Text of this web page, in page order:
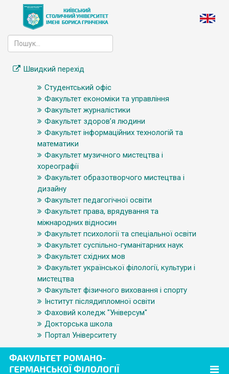
Швидкий перехід
Студентський офіс
Факультет економіки та управління
Факультет журналістики
Факультет здоров’я людини
Факультет інформаційних технологій та
математики
Факультет музичного мистецтва і
хореографії
Факультет образотворчого мистецтва і
дизайну
Факультет педагогічної освіти
Факультет права, врядування та
міжнародних відносин
Факультет психології та спеціальної освіти
Факультет суспільно-гуманітарних наук
Факультет східних мов
Факультет української філології, культури і
мистецтва
Факультет фізичного виховання і спорту
Інститут післядипломної освіти
Фаховий коледж "Універсум"
Докторська школа
Портал Університету